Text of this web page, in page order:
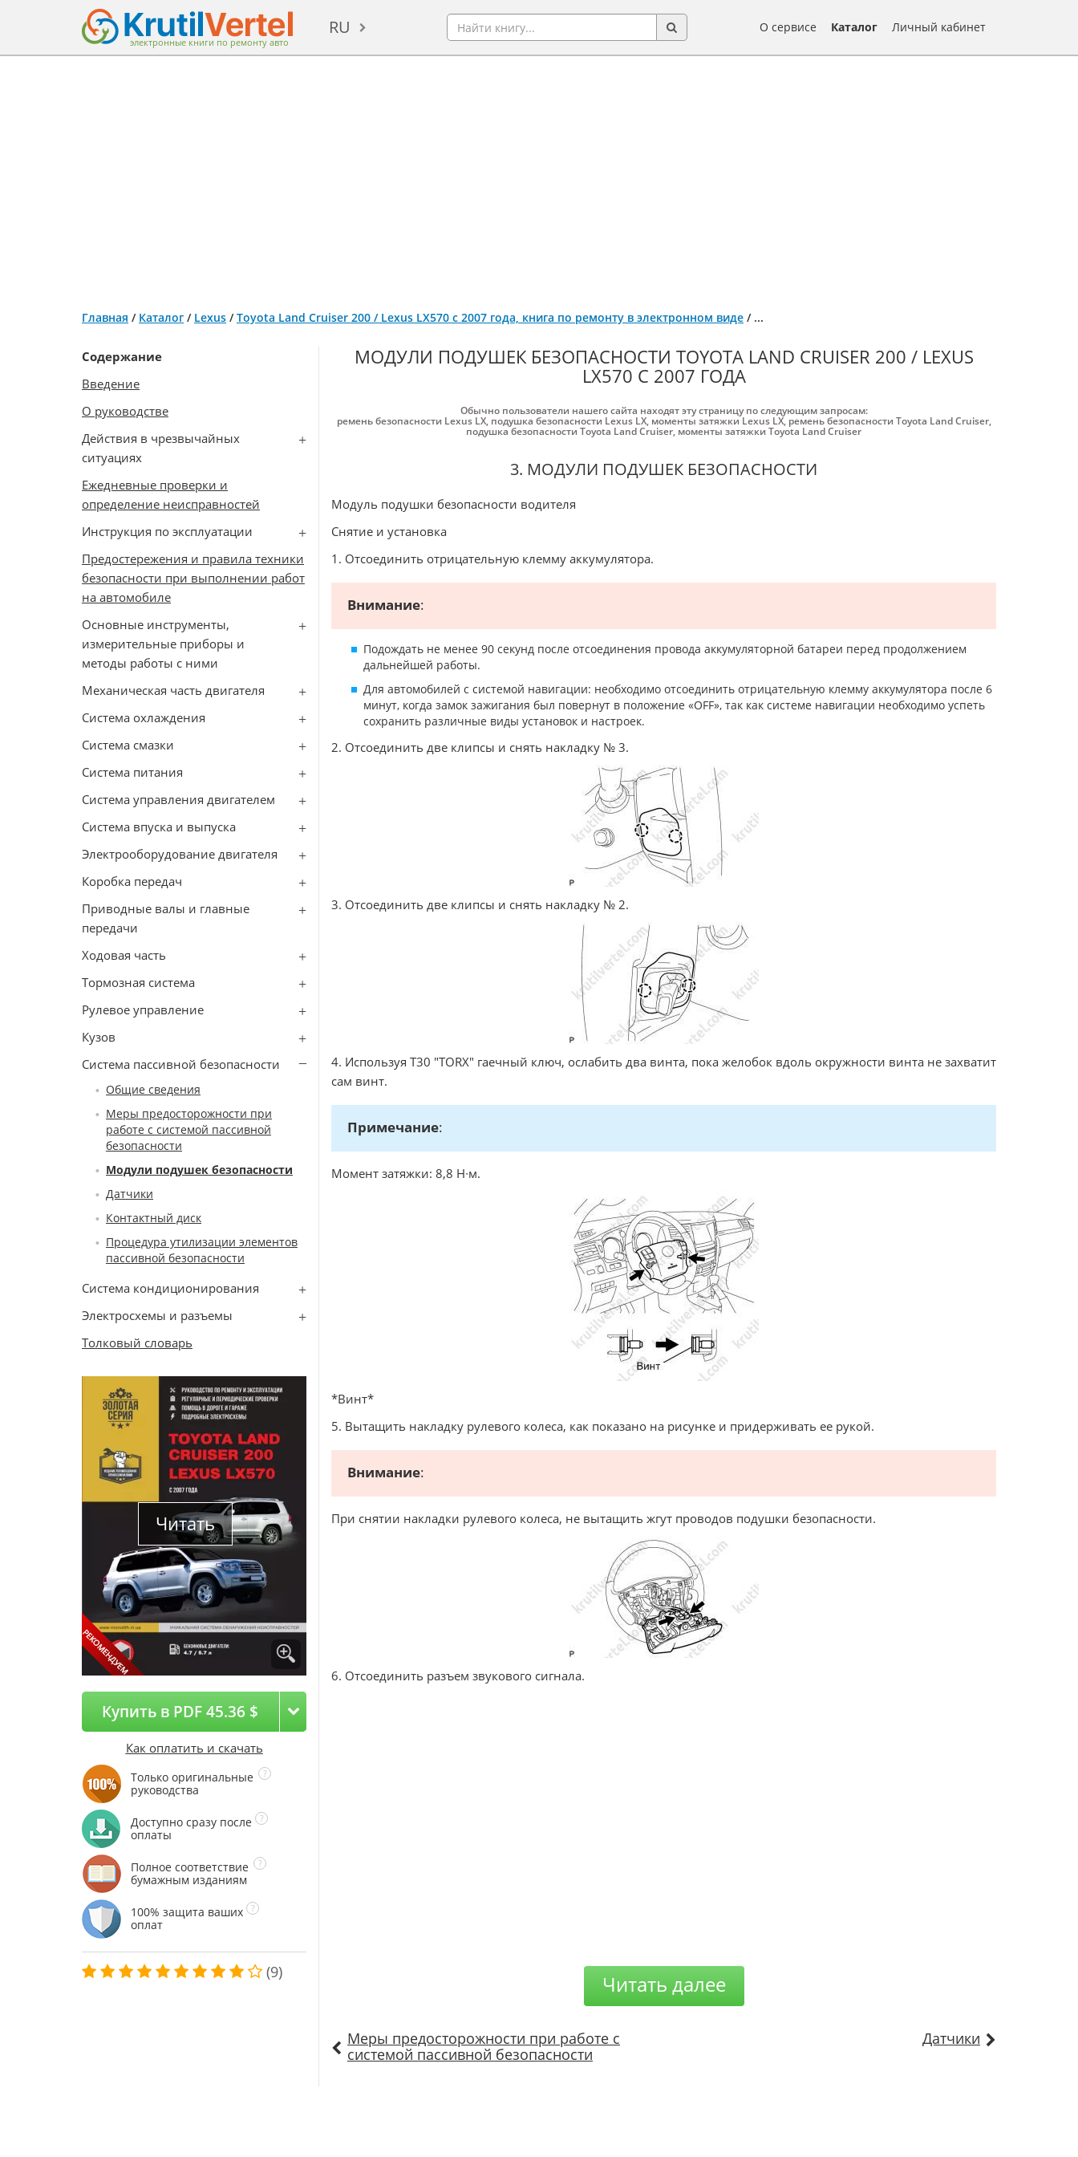
электронные книги по ремонту авто
RU О сервисе Каталог Личный кабинет
Главная / Каталог / Lexus /Toyota Land Cruiser 200 / Lexus LX570 с 2007 года, книга по ремонту в электронном виде / ...
Содержание
Введение
О руководстве
Действия в чрезвычайных
ситуациях
Ежедневные проверки и
определение неисправностей
Инструкция по эксплуатации
Предостережения и правила техники
безопасности при выполнении работ
на автомобиле
Основные инструменты,
измерительные приборы и
методы работы с ними
Механическая часть двигателя
Система охлаждения
Система смазки
Система питания
Система управления двигателем
Система впуска и выпуска
Электрооборудование двигателя
Коробка передач
Приводные валы и главные
передачи
Ходовая часть
Тормозная система
Рулевое управление
Кузов
Система пассивной безопасности
Общие сведения
Меры предосторожности при
работе с системой пассивной
безопасности
Модули подушек безопасности
Датчики
Контактный диск
Процедура утилизации элементов
пассивной безопасности
Система кондиционирования
Электросхемы и разъемы
Толковый словарь
Читать
Купить в PDF 45.36 $
Как оплатить и скачать
Только оригинальные
руководства
Доступно сразу после
оплаты
Полное соответствие
бумажным изданиям
100% защита ваших
оплат
(9)
МОДУЛИ ПОДУШЕК БЕЗОПАСНОСТИ TOYOTA LAND CRUISER 200 / LEXUS
LX570 С 2007 ГОДА
Обычно пользователи нашего сайта находят эту страницу по следующим запросам:
ремень безопасности Lexus LX, подушка безопасности Lexus LX, моменты затяжки Lexus LX, ремень безопасности Toyota Land Cruiser,
подушка безопасности Toyota Land Cruiser, моменты затяжки Toyota Land Cruiser
3. МОДУЛИ ПОДУШЕК БЕЗОПАСНОСТИ
Модуль подушки безопасности водителя
Снятие и установка
1. Отсоединить отрицательную клемму аккумулятора.
Внимание:
Подождать не менее 90 секунд после отсоединения провода аккумуляторной батареи перед продолжением
дальнейшей работы.
Для автомобилей с системой навигации: необходимо отсоединить отрицательную клемму аккумулятора после 6
минут, когда замок зажигания был повернут в положение «OFF», так как системе навигации необходимо успеть
сохранить различные виды установок и настроек.
2. Отсоединить две клипсы и снять накладку № 3.
3. Отсоединить две клипсы и снять накладку № 2.
4. Используя T30 "TORX" гаечный ключ, ослабить два винта, пока желобок вдоль окружности винта не захватит
сам винт.
Примечание:
Момент затяжки: 8,8 Н∙м.
*Винт*
5. Вытащить накладку рулевого колеса, как показано на рисунке и придерживать ее рукой.
Внимание:
При снятии накладки рулевого колеса, не вытащить жгут проводов подушки безопасности.
6. Отсоединить разъем звукового сигнала.
Читать далее
Меры предосторожности при работе с
системой пассивной безопасности
Датчики